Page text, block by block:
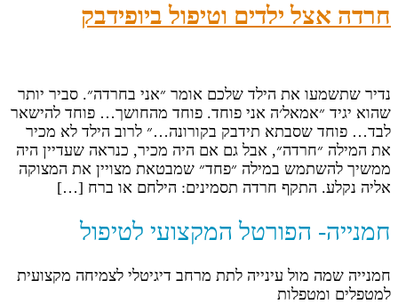
חרדה אצל ילדים וטיפול ביופידבק
נדיר שתשמעו את הילד שלכם אומר ״אני בחרדה״. סביר יותר
שהוא יגיד ״אמאל׳ה אני פוחד. פוחד מהחושך… פוחד להישאר
לבד… פוחד שסבתא תידבק בקורונה…״ לרוב הילד לא מכיר
את המילה ״חרדה״, אבל גם אם היה מכיר, כנראה שעדיין היה
ממשיך להשתמש במילה ״פחד״ שמבטאת מצויין את המצוקה
אליה נקלע. התקף חרדה תסמינים: הילחם או ברח […]
חמנייה- הפורטל המקצועי לטיפול
חמנייה שמה מול עינייה לתת מרחב דיגיטלי לצמיחה מקצועית
למטפלים ומטפלות